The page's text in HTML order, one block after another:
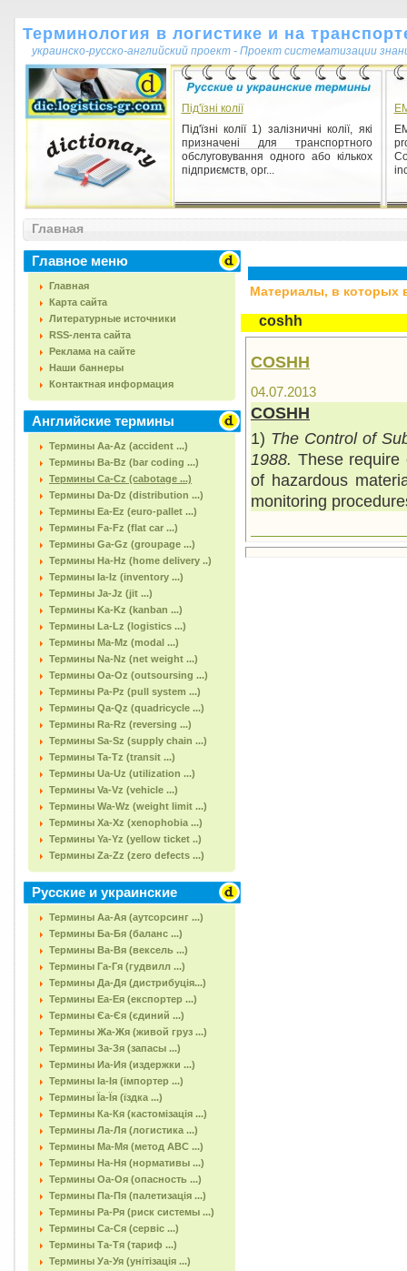
Терминология в логистике и на
украинско-русско-английский проект - Проект систематизации
Під'їзні колії
Під'їзні колії 1) залізничні колії, які
призначені для транспортного
обслуговування одного або кількох
підприємств, орг...
Главная
Главное меню
Главная
Карта сайта
Литературные источники
RSS-лента сайта
Реклама на сайте
Наши баннеры
Контактная информация
Английские термины
Термины Aa-Az (accident ...)
Термины Ba-Bz (bar coding ...)
Термины Ca-Cz (cabotage ...)
Термины Da-Dz (distribution ...)
Термины Ea-Ez (euro-pallet ...)
Термины Fa-Fz (flat car ...)
Термины Ga-Gz (groupage ...)
Термины Ha-Hz (home delivery ..)
Термины Ia-Iz (inventory ...)
Термины Ja-Jz (jit ...)
Термины Ka-Kz (kanban ...)
Термины La-Lz (logistics ...)
Термины Ma-Mz (modal ...)
Термины Na-Nz (net weight ...)
Термины Oa-Oz (outsoursing ...)
Термины Pa-Pz (pull system ...)
Термины Qa-Qz (quadricycle ...)
Термины Ra-Rz (reversing ...)
Термины Sa-Sz (supply chain ...)
Термины Ta-Tz (transit ...)
Термины Ua-Uz (utilization ...)
Термины Va-Vz (vehicle ...)
Термины Wa-Wz (weight limit ...)
Термины Xa-Xz (xenophobia ...)
Термины Ya-Yz (yellow ticket ..)
Термины Za-Zz (zero defects ...)
Русские и украинские
Термины Аа-Ая (аутсорсинг ...)
Термины Ба-Бя (баланс ...)
Термины Ва-Вя (вексель ...)
Термины Га-Гя (гудвилл ...)
Термины Да-Дя (дистрибуція...)
Термины Еа-Ея (експортер ...)
Термины Єа-Єя (єдиний ...)
Термины Жа-Жя (живой груз ...)
Термины За-Зя (запасы ...)
Термины Иа-Ия (издержки ...)
Термины Іа-Ія (імпортер ...)
Термины Їа-Їя (їздка ...)
Термины Ка-Кя (кастомізація ...)
Термины Ла-Ля (логистика ...)
Термины Ма-Мя (метод АВС ...)
Термины На-Ня (нормативы ...)
Термины Оа-Оя (опасность ...)
Термины Па-Пя (палетизація ...)
Термины Ра-Ря (риск системы ...)
Термины Са-Ся (сервіс ...)
Термины Та-Тя (тариф ...)
Термины Уа-Уя (унітізація ...)
Материалы, в которых
coshh
COSHH
04.07.2013
COSHH
1) The Control of
1988. These
of hazardous
monitoring